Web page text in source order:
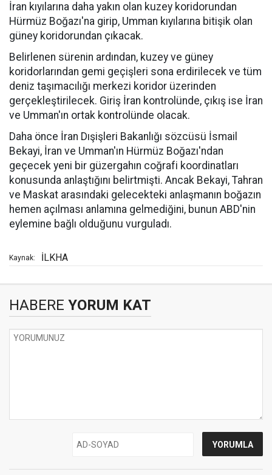
İran kıyılarına daha yakın olan kuzey koridorundan
Hürmüz Boğazı'na girip, Umman kıyılarına bitişik olan
güney koridorundan çıkacak.
Belirlenen sürenin ardından, kuzey ve güney
koridorlarından gemi geçişleri sona erdirilecek ve tüm
deniz taşımacılığı merkezi koridor üzerinden
gerçekleştirilecek. Giriş İran kontrolünde, çıkış ise İran
ve Umman'ın ortak kontrolünde olacak.
Daha önce İran Dışişleri Bakanlığı sözcüsü İsmail
Bekayi, İran ve Umman'ın Hürmüz Boğazı'ndan
geçecek yeni bir güzergahın coğrafi koordinatları
konusunda anlaştığını belirtmişti. Ancak Bekayi, Tahran
ve Maskat arasındaki gelecekteki anlaşmanın boğazın
hemen açılması anlamına gelmediğini, bunun ABD'nin
eylemine bağlı olduğunu vurguladı.
Kaynak: İLKHA
HABERE YORUM KAT